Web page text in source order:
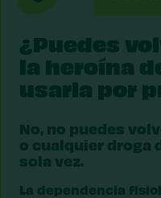
¿Puedes
la heroína
usarla por
No, no puedes
o cualquier droga
sola vez.
La dependencia